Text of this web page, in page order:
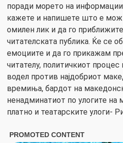
поради морето на
кажете и напишете што е
омилен лик и да го
читателската публика. Ќе се
емоциите и да го прикажам
читателу, политичкиот
водел против најдобриот
времиња, бардот на
ненадминатиот по улогите
платно и театарските улоги-